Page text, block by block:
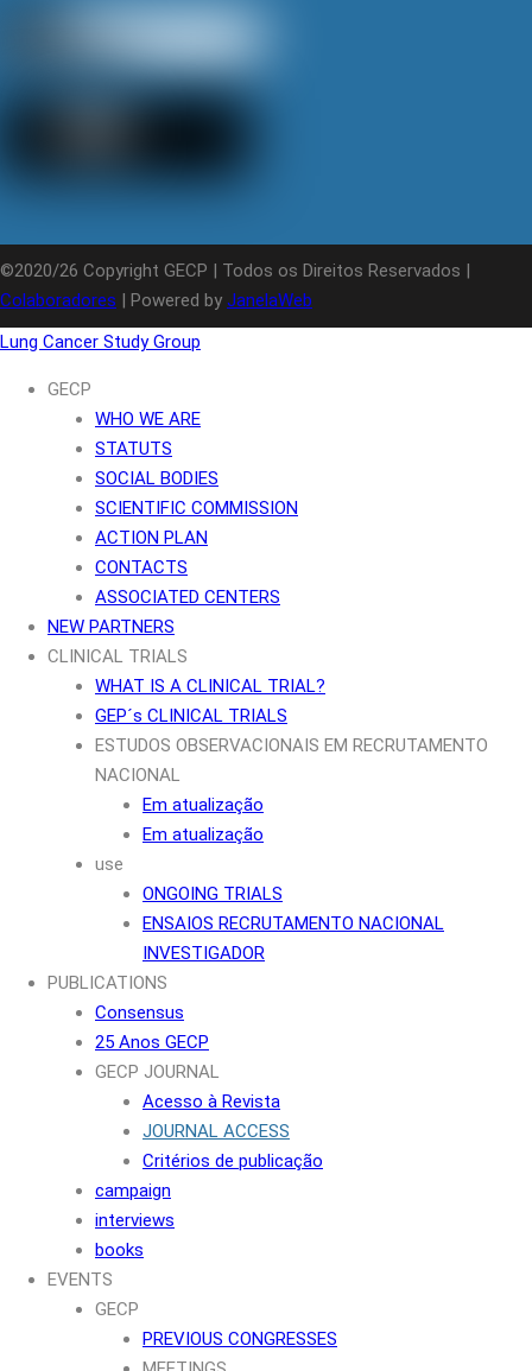
©2020/26 Copyright GECP | Todos os Direitos Reservados |
Colaboradores | Powered by JanelaWeb
Lung Cancer Study Group
GECP
WHO WE ARE
STATUTS
SOCIAL BODIES
SCIENTIFIC COMMISSION
ACTION PLAN
CONTACTS
ASSOCIATED CENTERS
NEW PARTNERS
CLINICAL TRIALS
WHAT IS A CLINICAL TRIAL?
GEP´s CLINICAL TRIALS
ESTUDOS OBSERVACIONAIS EM RECRUTAMENTO
NACIONAL
Em atualização
Em atualização
use
ONGOING TRIALS
ENSAIOS RECRUTAMENTO NACIONAL
INVESTIGADOR
PUBLICATIONS
Consensus
25 Anos GECP
GECP JOURNAL
Acesso à Revista
JOURNAL ACCESS
Critérios de publicação
campaign
interviews
books
EVENTS
GECP
PREVIOUS CONGRESSES